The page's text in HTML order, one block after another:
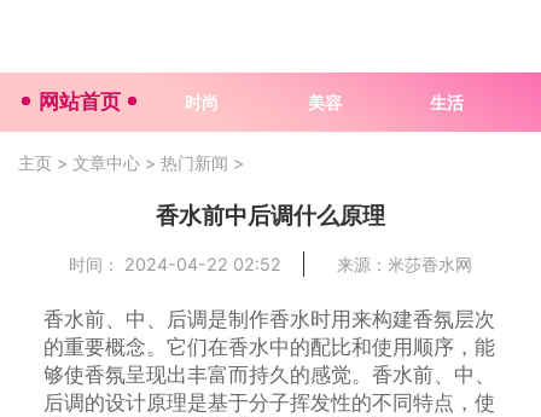
网站首页 时尚 美容 生活
主页 > 文章中心 > 热门新闻 >
香水前中后调什么原理
时间： 2024-04-22 02:52 来源：米莎香水网
香水前、中、后调是制作香水时用来构建香氛层次
的重要概念。它们在香水中的配比和使用顺序，能
够使香氛呈现出丰富而持久的感觉。香水前、中、
后调的设计原理是基于分子挥发性的不同特点，使